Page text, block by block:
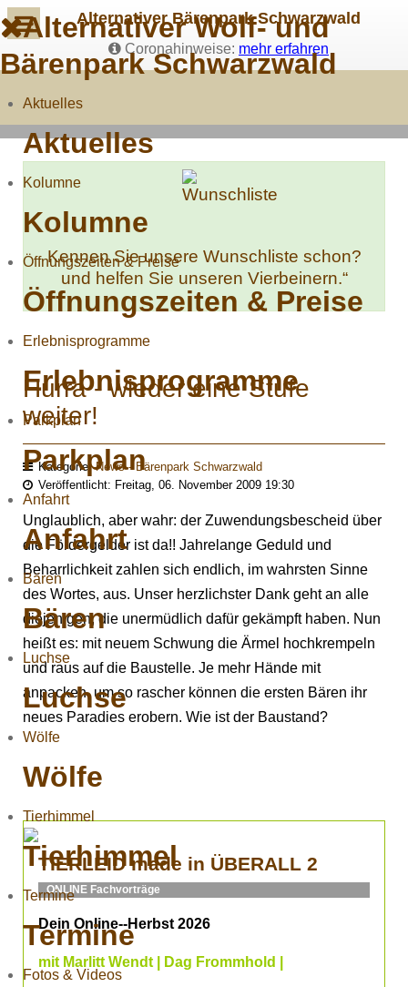
Alternativer Bärenpark Schwarzwald
Coronahinweise: mehr erfahren
Alternativer Wolf- und
Bärenpark Schwarzwald
Aktuelles
Aktuelles
Kolumne
Kolumne
Öffnungszeiten & Preise
Öffnungszeiten & Preise
Erlebnisprogramme
Erlebnisprogramme
Parkplan
Parkplan
Anfahrt
Anfahrt
Bären
Bären
Luchse
Luchse
Wölfe
Wölfe
Tierhimmel
Tierhimmel
Termine
Termine
Fotos & Videos
Kennen Sie unsere Wunschliste schon?
und helfen Sie unseren Vierbeinern.“
Hurra - wieder eine Stufe
weiter!
Kategorie:News - Bärenpark Schwarzwald
Veröffentlicht: Freitag, 06. November 2009 19:30
Unglaublich, aber wahr: der Zuwendungsbescheid über
die Fördergelder ist da!! Jahrelange Geduld und
Beharrlichkeit zahlen sich endlich, im wahrsten Sinne
des Wortes, aus. Unser herzlichster Dank geht an alle
diejenigen, die unermüdlich dafür gekämpft haben. Nun
heißt es: mit neuem Schwung die Ärmel hochkrempeln
und raus auf die Baustelle. Je mehr Hände mit
anpacken, um so rascher können die ersten Bären ihr
neues Paradies erobern. Wie ist der Baustand?
TIERLEID made in ÜBERALL 2
ONLINE Fachvorträge
Dein Online--Herbst 2026
mit Marlitt Wendt | Dag Frommhold |